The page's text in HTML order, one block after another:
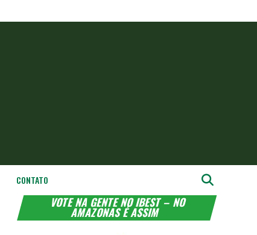
CONTATO
VOTE NA GENTE NO IBEST – NO
AMAZONAS É ASSIM